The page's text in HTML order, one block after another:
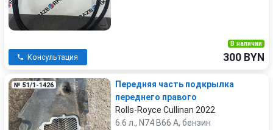
Консультация
В наличии
300 BYN
№ 51/1-1426
Передняя часть подкрылка
переднего правого
Rolls-Royce Cullinan 2022
6.6 л., N74 B66 A, бензин